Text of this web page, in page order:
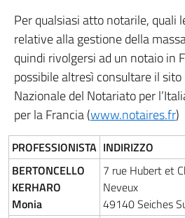
Per qualsiasi atto notarile, quali
relative alla gestione della
quindi rivolgersi ad un notaio in
possibile altresì consultare il sito
Nazionale del Notariato per
per la Francia (www.notaires.fr)
PROFESSIONISTA INDIRIZZO
BERTONCELLO
KERHARO
Monia
7 rue Hubert et
Neveux
49140 Seiches